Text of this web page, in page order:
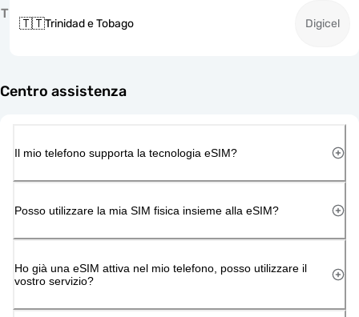
T
🇹🇹Trinidad e Tobago Digicel
Centro assistenza
Il mio telefono supporta la tecnologia eSIM?
Posso utilizzare la mia SIM fisica insieme alla eSIM?
Ho già una eSIM attiva nel mio telefono, posso utilizzare il
vostro servizio?